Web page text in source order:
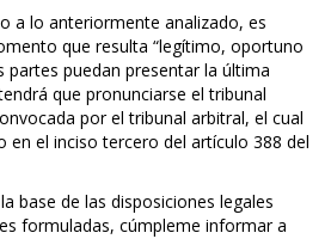
a lo anteriormente analizado, es
que resulta “legítimo, oportuno
partes puedan presentar la última
que pronunciarse el tribunal
por el tribunal arbitral, el cual
en el inciso tercero del artículo 388 del
base de las disposiciones legales
formuladas, cúmpleme informar a